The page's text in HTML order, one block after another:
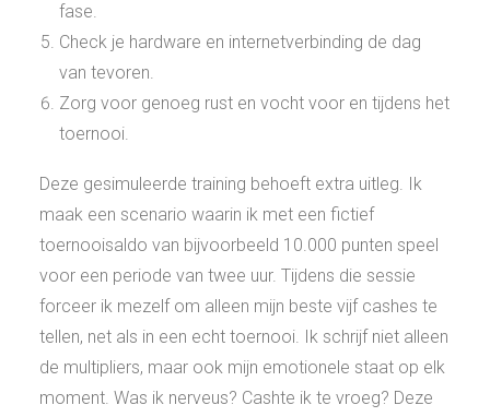
fase.
Check je hardware en internetverbinding de dag
van tevoren.
Zorg voor genoeg rust en vocht voor en tijdens het
toernooi.
Deze gesimuleerde training behoeft extra uitleg. Ik
maak een scenario waarin ik met een fictief
toernooisaldo van bijvoorbeeld 10.000 punten speel
voor een periode van twee uur. Tijdens die sessie
forceer ik mezelf om alleen mijn beste vijf cashes te
tellen, net als in een echt toernooi. Ik schrijf niet alleen
de multipliers, maar ook mijn emotionele staat op elk
moment. Was ik nerveus? Cashte ik te vroeg? Deze